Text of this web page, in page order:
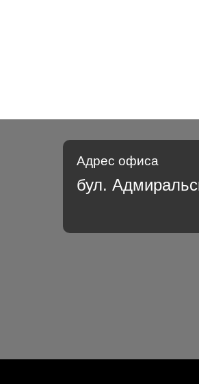
Адрес офиса
бул.